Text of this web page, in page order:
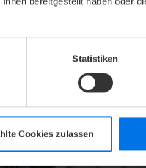
Statistiken
Cookies zulassen
mittendrin. In
Stadt, darunter den